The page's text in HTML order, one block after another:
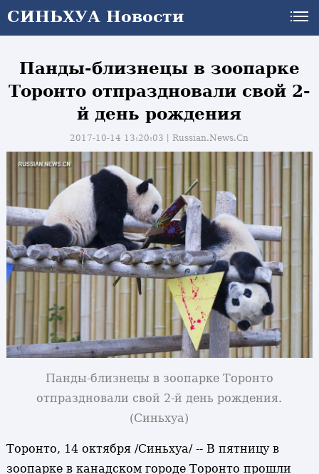
СИНЬХУА Новости
Панды-близнецы в зоопарке
Торонто отпраздновали свой 2-
й день рождения
2017-10-14 13:20:03丨Russian.News.Cn
Панды-близнецы в зоопарке Торонто
отпраздновали свой 2-й день рождения.
(Синьхуа)
Торонто, 14 октября /Синьхуа/ -- В пятницу в
зоопарке в канадском городе Торонто прошли